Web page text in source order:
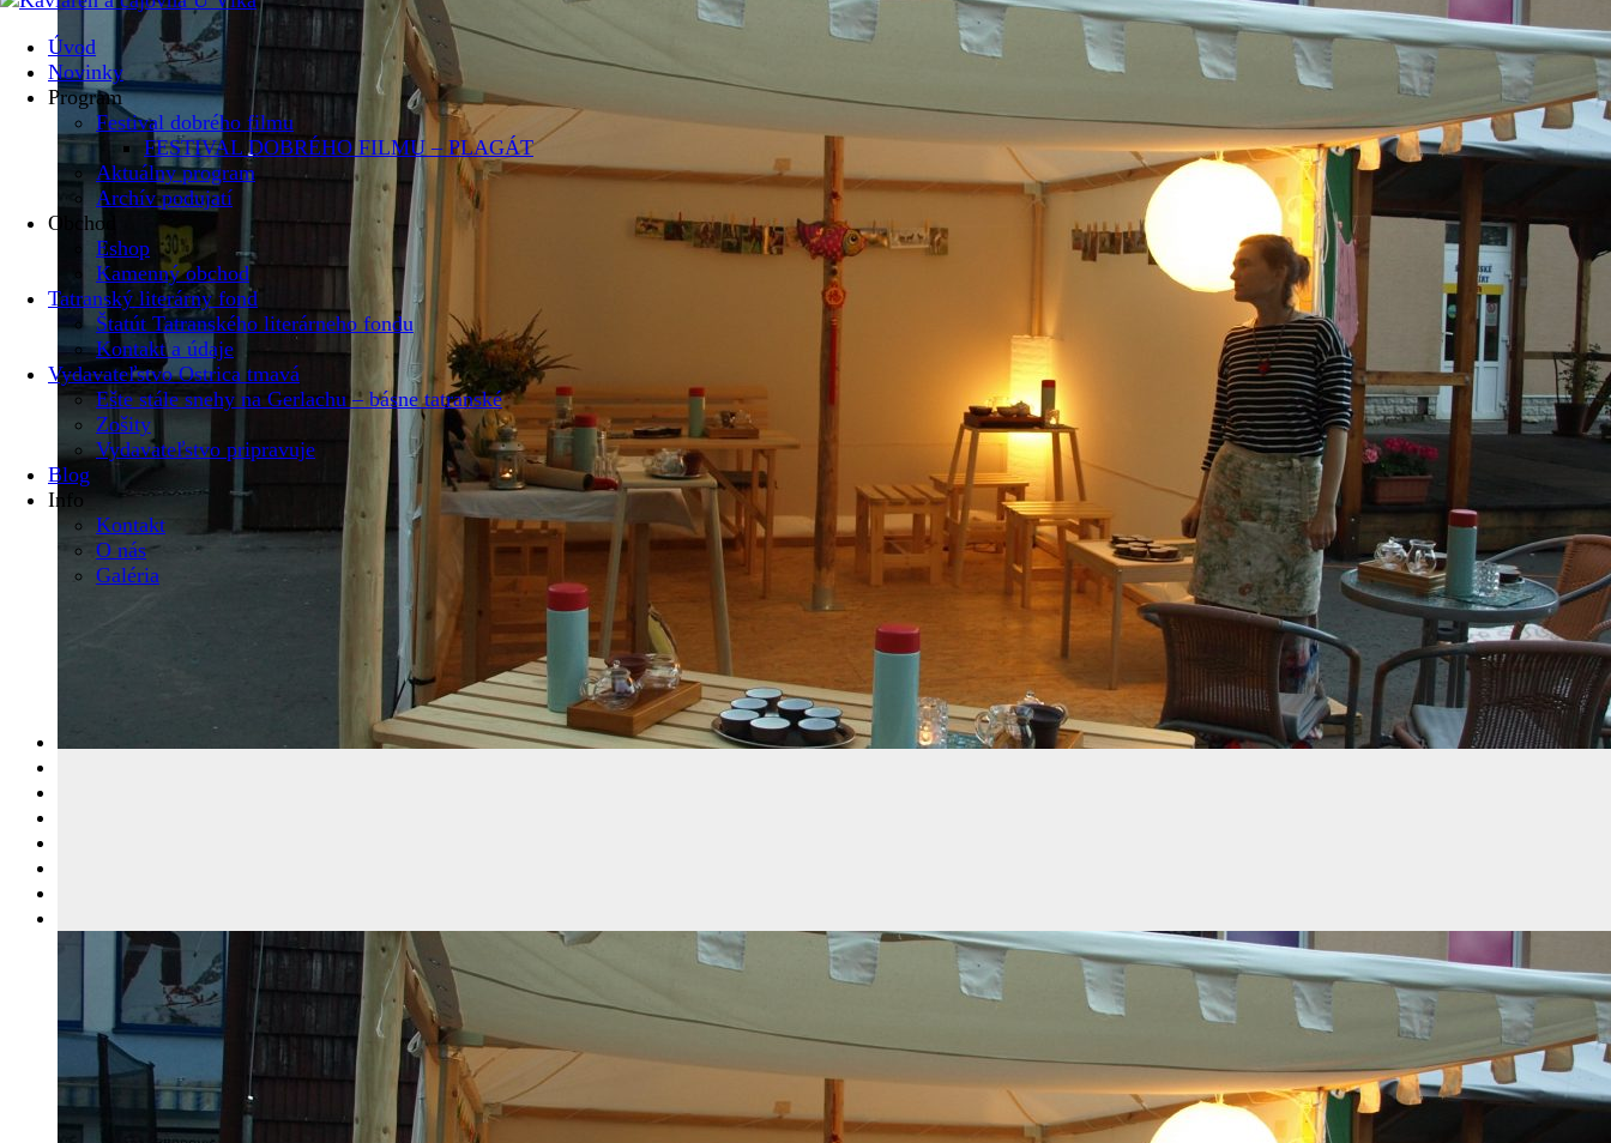
Úvod
Novinky
Program
Festival dobrého filmu
FESTIVAL DOBRÉHO FILMU – PLAGÁT
Aktuálny program
Archív podujatí
Obchod
Eshop
Kamenný obchod
Tatranský literárny fond
Štatút Tatranského literárneho fondu
Kontakt a údaje
Vydavateľstvo Ostrica tmavá
Ešte stále snehy na Gerlachu – básne tatranské
Zošity
Vydavateľstvo pripravuje
Blog
Info
Kontakt
O nás
Galéria